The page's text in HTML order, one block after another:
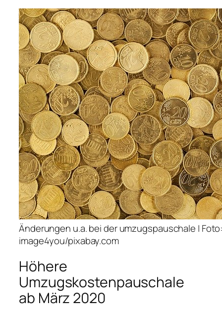
Änderungen u.a. bei der umzugspauschale |
image4you/pixabay.com
Höhere
Umzugskostenpauschale
ab März 2020